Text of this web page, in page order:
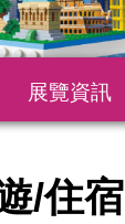
展覽資訊
/住宿